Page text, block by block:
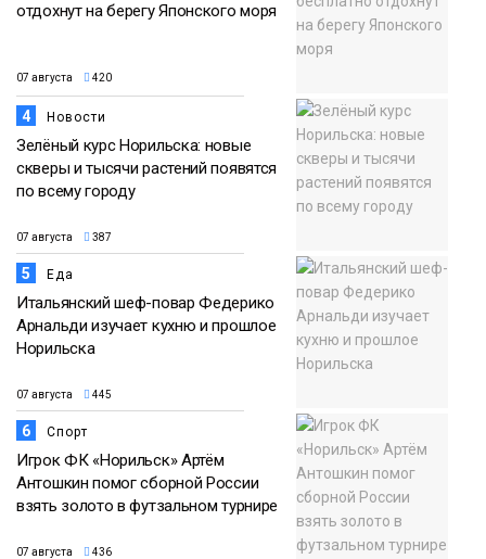
отдохнут на берегу Японского моря
07 августа 420
4 Новости
Зелёный курс Норильска: новые
скверы и тысячи растений появятся
по всему городу
07 августа 387
5 Еда
Итальянский шеф-повар Федерико
Арнальди изучает кухню и прошлое
Норильска
07 августа 445
6 Спорт
Игрок ФК «Норильск» Артём
Антошкин помог сборной России
взять золото в футзальном турнире
07 августа 436